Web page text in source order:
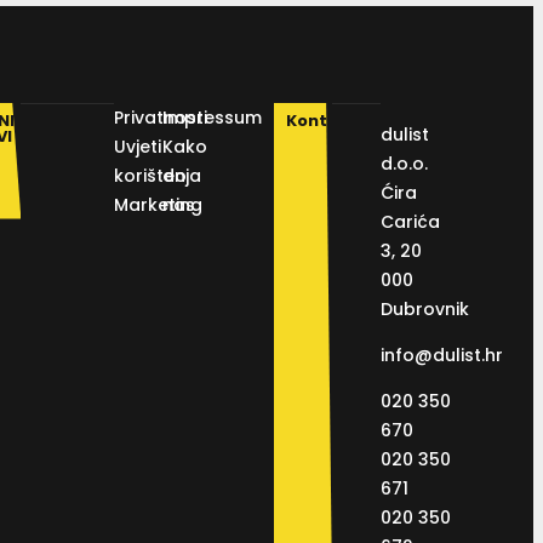
Privatnosti
Uvjeti
korištenja
Marketing
Impressum
Kako
do
nas
Kontakt
dulist
d.o.o.
Ćira
Carića
3, 20
000
Dubrovnik
info@dulist.hr
020 350
670
020 350
671
020 350